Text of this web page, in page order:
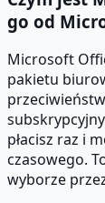
go od
Microsoft
pakietu
płacisz raz i
czasowego.
wyborze